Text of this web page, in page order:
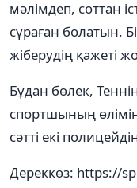
мәлімдеп, соттан
сұраған болатын.
жіберудің қажеті
Бұдан бөлек,
спортшының
сәтті екі
Дереккөз: https://